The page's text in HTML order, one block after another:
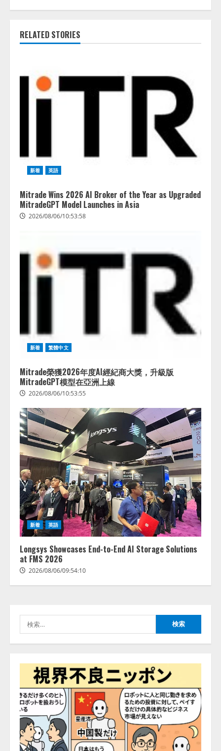
RELATED STORIES
新着 英語
Mitrade Wins 2026 AI Broker of the Year as Upgraded
MitradeGPT Model Launches in Asia
2026/08/06/10:53:58
新着 繁體中文
Mitrade榮獲2026年度AI經紀商大獎，升級版
MitradeGPT模型在亞洲上線
2026/08/06/10:53:55
新着 英語
Longsys Showcases End-to-End AI Storage Solutions
at FMS 2026
2026/08/06/09:54:10
索:
2
Human to AIからAI to AI時代の到
来を見据え、顧客接点を収益に変
える「Helpfeel Growth」提供開始
2026/08/05/19:53:48
FDUA 生成AIWG、『金融生成AIガ
イドライン（第1.2版）』を公開
2026/08/05/18:53:45
生成AI経由のWebサイト流入、1年
流入の実態を調査
5
「イベント登録はAIとの対話で完
『Gettii Lite』、AIイベント登録
機能のリリースを発表！ 手数料
4.4％（税込）は据え置きで提供
2026/08/05/15:53:44
PeopleX、『AI面接の教科書——
人と人がより良く出会うための使
い方』の刊行予定を公開